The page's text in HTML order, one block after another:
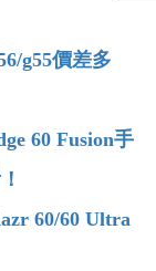
g55價差多
60 Fusion手
60/60 Ultra